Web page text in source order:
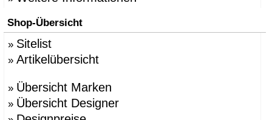
Shop-Übersicht
» Sitelist
» Artikelübersicht
» Übersicht Marken
» Übersicht Designer